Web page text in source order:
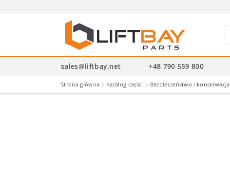
sales@liftbay.net +48 790 559 800
Strona główna Katalog części Bezpieczeństwo i konserwacja